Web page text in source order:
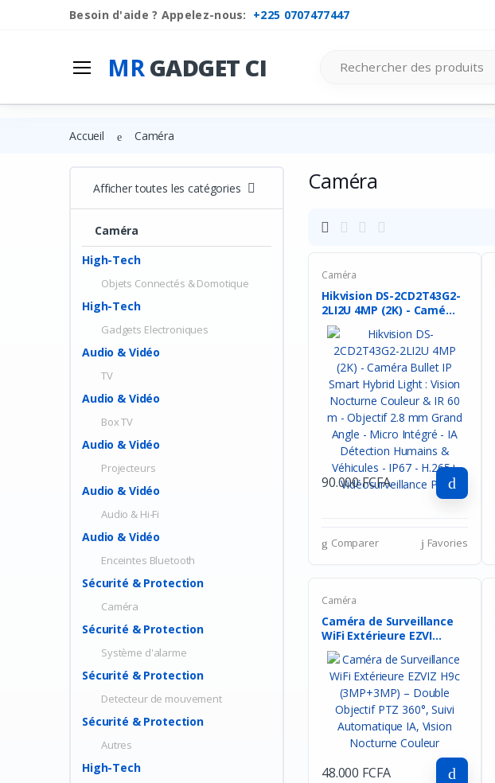
Besoin d'aide ? Appelez-nous: +225 0707477447
MRGADGET CI
Accueil Caméra
Afficher toutes les catégories
Caméra
High-Tech
Objets Connectés & Domotique
High-Tech
Gadgets Electroniques
Audio & Vidéo
TV
Audio & Vidéo
Box TV
Audio & Vidéo
Projecteurs
Audio & Vidéo
Audio & Hi-Fi
Audio & Vidéo
Enceintes Bluetooth
Sécurité & Protection
Caméra
Sécurité & Protection
Système d'alarme
Sécurité & Protection
Detecteur de mouvement
Sécurité & Protection
Autres
High-Tech
Caméra
Caméra
Hikvision DS-2CD2T43G2-
2LI2U 4MP (2K) - Camé...
90.000 FCFA
Comparer Favories
Caméra
Caméra de Surveillance
WiFi Extérieure EZVI...
48.000 FCFA